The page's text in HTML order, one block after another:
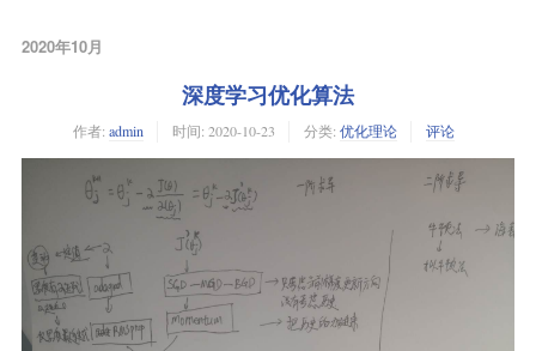
2020年10月
深度学习优化算法
作者: admin 时间: 2020-10-23 分类: 优化理论 评论